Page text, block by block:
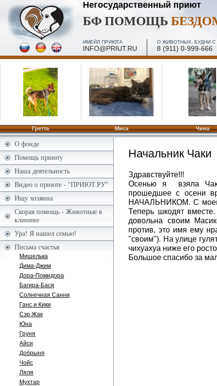
Негосударственный приют
БФ ПОМОЩЬ
ИМЕЙЛ ПРИЮТА
INFO@PRIUT.RU
О ЖИВОТНЫХ, БУДНИ С
8 (911) 0-999-666
ПОСЕЩЕНИЕ, МИНИ-ЭКСКУРСИИ - 2 И 4 ПЯТН.
Гретта Миса Чина
Начальник Чаки
Здравствуйте!!!
Осенью я взяла
прошедшее с осени
НАЧАЛЬНИКОМ. С моей
Теперь шкодят
довольна своим
против, это имя ему
"своим"). На улице
чихуахуа ниже его
Большое спасибо за
О фонде
Помощь приюту
Наша деятельность
Видео о приюте - "ПРИЮТ.РУ"
Ищу хозяина
Скорая помощь - Животные в
клинике
Ура! Я нашел семью!
Письма счастья
Мишелька
Дима-Джим
Дора-Помидора
Багира-Бася
Солнечная Санни
Ганс и Кики
Сэр Жак
Юна
Груня
Айси
Добрыня
Чойс
Ляля
Мухтар